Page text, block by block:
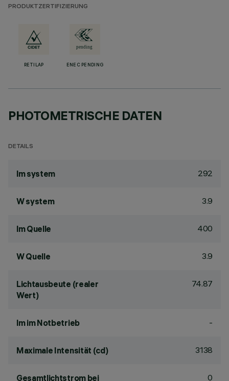
PRODUKTZERTIFIZIERUNG
RETILAP ENEC PENDING
PHOTOMETRISCHE DATEN
DETAILS
lm system 292
W system 3.9
lm Quelle 400
W Quelle 3.9
Lichtausbeute (realer
Wert)
74.87
lm im Notbetrieb -
Maximale Intensität (cd) 3138
Gesamtlichtstrom bei 0